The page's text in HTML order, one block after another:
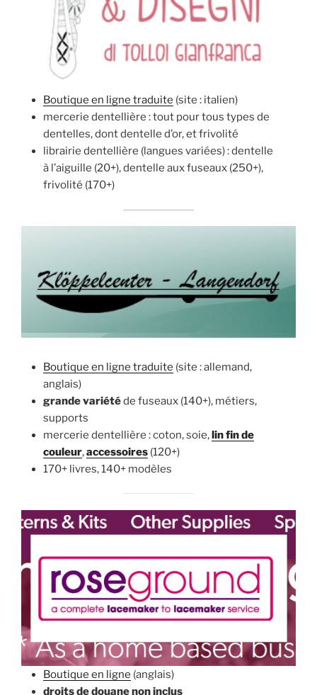
Boutique en ligne traduite (site : italien)
mercerie dentellière : tout pour tous types de
dentelles, dont dentelle d’or, et frivolité
librairie dentellière (langues variées) : dentelle
à l’aiguille (20+), dentelle aux fuseaux (250+),
frivolité (170+)
Boutique en ligne traduite (site : allemand,
anglais)
grande variétéde fuseaux (140+), métiers,
supports
mercerie dentellière : coton, soie,lin fin de
couleur,accessoires (120+)
170+ livres, 140+ modèles
Boutique en ligne (anglais)
droits de douane non inclus